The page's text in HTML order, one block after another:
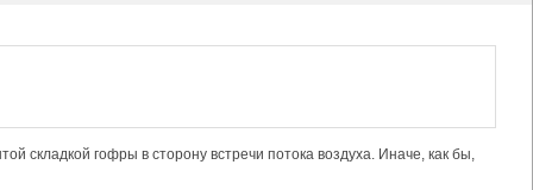
складкой гофры в сторону встречи потока воздуха. Иначе, как бы,